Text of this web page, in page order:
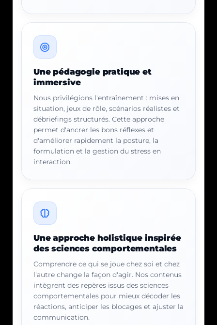
Une pédagogie pratique et
immersive
Nous privilégions l'entraînement : mises en
situation, jeux de rôle, scénarios réalistes et
débriefings structurés. Cette approche
permet d'ancrer les bons réflexes et
d'améliorer rapidement la posture, la
formulation et la gestion du stress en
interaction.
Une approche holistique inspirée
des sciences comportementales
Comprendre ce qui se joue chez soi et chez
l'autre change la façon d'agir. Nos contenus
intègrent des repères issus des sciences
comportementales pour mieux décoder les
réactions, anticiper les blocages et ajuster la
communication.